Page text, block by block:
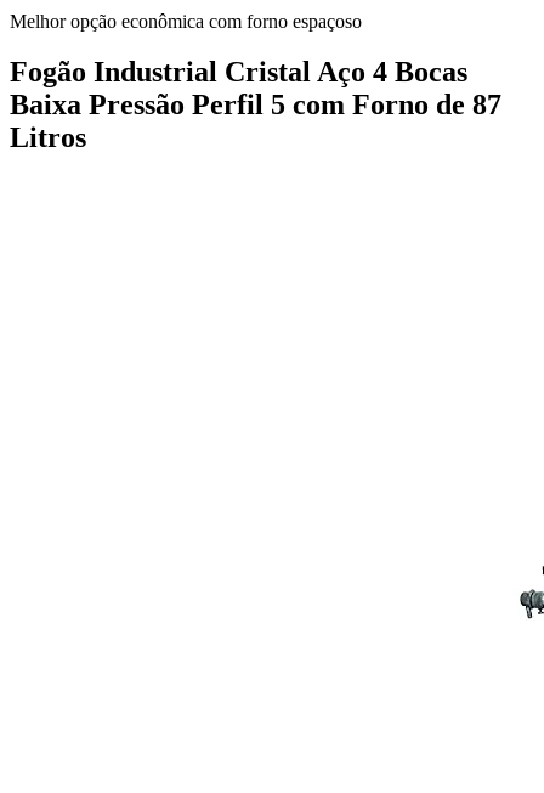
Melhor opção econômica com forno espaçoso
Fogão Industrial Cristal Aço 4 Bocas
Baixa Pressão Perfil 5 com Forno de 87
Litros